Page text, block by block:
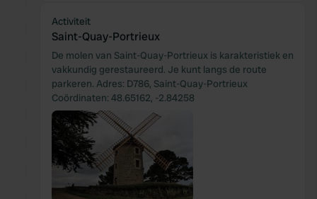
Activiteit
Saint-Quay-Portrieux
De molen van Saint-Quay-Portrieux is karakteristiek en
vakkundig gerestaureerd. Je kunt langs de route
parkeren. Adres: D786, Saint-Quay-Portrieux
Coördinaten: 48.65162, -2.84258